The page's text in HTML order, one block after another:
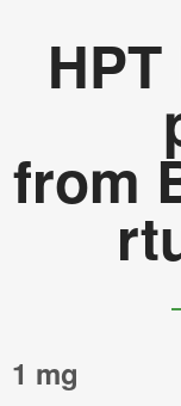
from
1 mg